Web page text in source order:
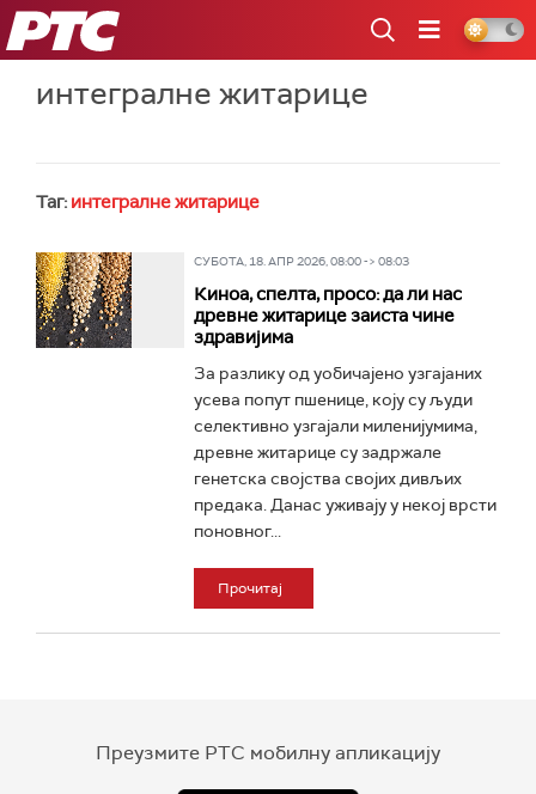
РТС
интегралне житарице
Таг: интегралне житарице
СУБОТА, 18. АПР 2026, 08:00 -> 08:03
Киноа, спелта, просо: да ли нас
древне житарице заиста чине
здравијима
За разлику од уобичајено узгајаних
усева попут пшенице, коју су људи
селективно узгајали миленијумима,
древне житарице су задржале
генетска својства својих дивљих
предака. Данас уживају у некој врсти
поновног...
Прочитај
Преузмите РТС мобилну апликацију